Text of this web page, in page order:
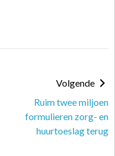
Volgende
Ruim twee miljoen
formulieren zorg- en
huurtoeslag terug